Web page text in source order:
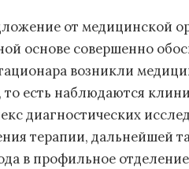
от медицинской
основе совершенно
возникли
есть наблюдаются
диагностических
терапии, дальнейшей
в профильное